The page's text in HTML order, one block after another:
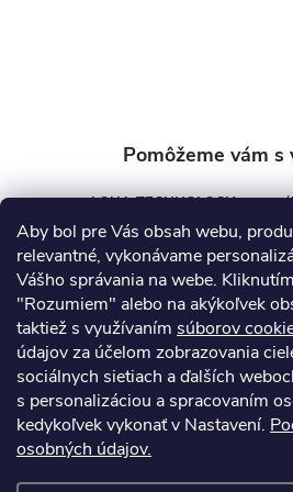
Aby bol pre Vás obsah webu,
relevantné, vykonávame
Vášho správania na webe.
"Rozumiem" alebo na akýkoľvek
taktiež s využívaním súborov
údajov za účelom zobrazovania
sociálnych sietiach a ďalších
s personalizáciou a spracovaním
kedykoľvek vykonať v Nastavení.
osobných údajov.
AQUA TECHNOLOGY s.r.o.
info @
+421 911
Informácie pre vás
Kontakty Obchodné podmienky